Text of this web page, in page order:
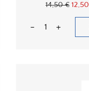
14,50€ 12,50